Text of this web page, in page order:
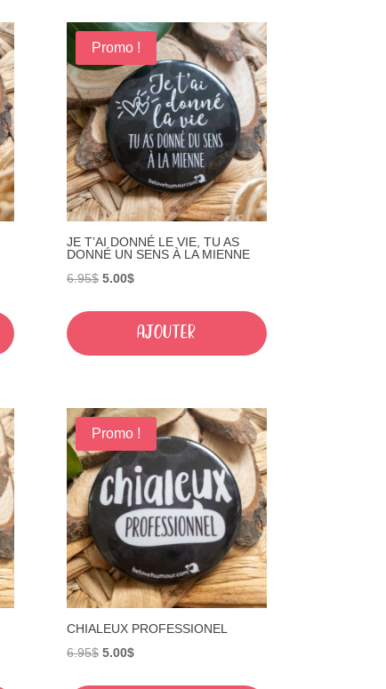
Promo !
JE T’AI DONNÉ LE VIE, TU AS
DONNÉ UN SENS À LA MIENNE
6.95$ Le
5.00$Le
actuel
Ajouter
Promo !
CHIALEUX PROFESSIONEL
6.95$ Le
5.00$Le